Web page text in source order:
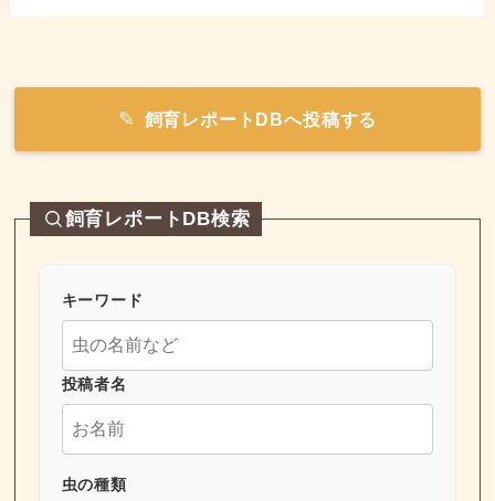
飼育レポートDBへ投稿する
飼育レポートDB検索
キーワード
投稿者名
虫の種類